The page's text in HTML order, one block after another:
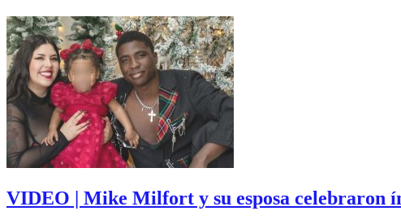
VIDEO | Mike Milfort y su esposa celebraron